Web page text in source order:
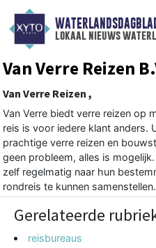
lokaal nieuws
Van Verre Reizen
Van Verre Reizen ,
Van Verre biedt verre reizen op
reis is voor iedere klant anders.
prachtige verre reizen en
geen probleem, alles is
zelf regelmatig naar hun
rondreis te kunnen samenstellen.
Gerelateerde
reisbureaus